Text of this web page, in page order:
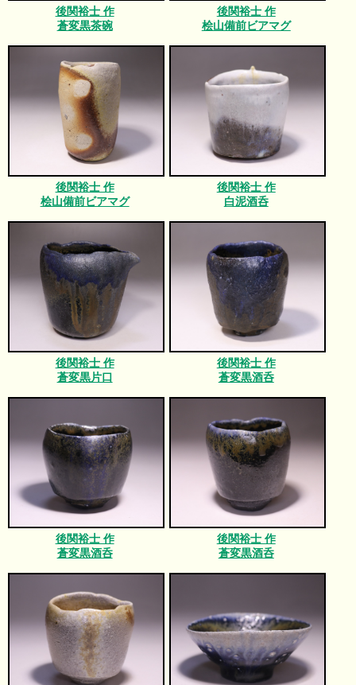
後関裕士 作
蒼変黒茶碗
後関裕士 作
桧山備前ビアマグ
後関裕士 作
桧山備前ビアマグ
後関裕士 作
白泥酒呑
後関裕士 作
蒼変黒片口
後関裕士 作
蒼変黒酒呑
後関裕士 作
蒼変黒酒呑
後関裕士 作
蒼変黒酒呑